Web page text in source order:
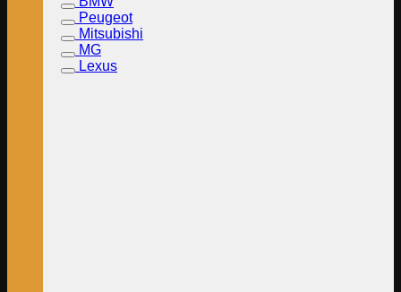
Peugeot
Mitsubishi
MG
Lexus